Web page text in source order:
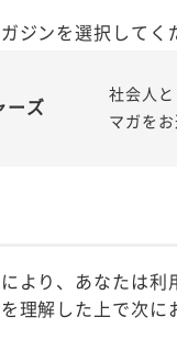
ジンを選択してく
ーズ
社会人
マガをお
より、あなたは利
理解した上で次に